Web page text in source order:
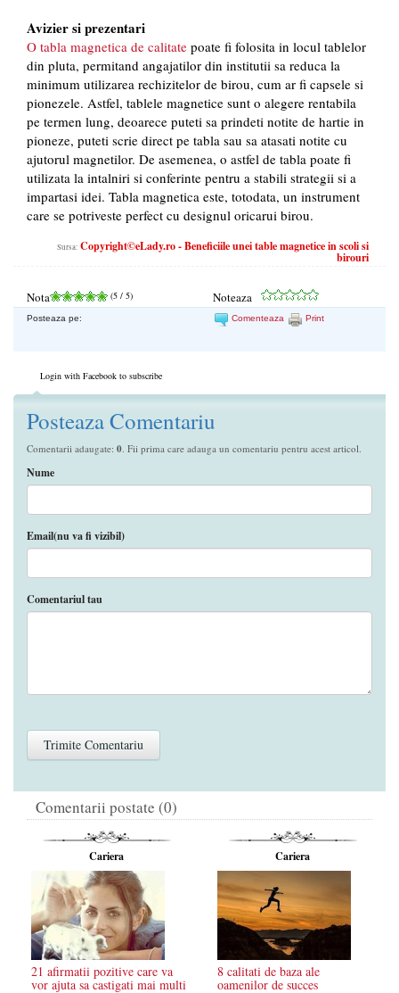
Avizier si prezentari
O tabla magnetica de calitate poate fi folosita in locul tablelor
din pluta, permitand angajatilor din institutii sa reduca la
minimum utilizarea rechizitelor de birou, cum ar fi capsele si
pionezele. Astfel, tablele magnetice sunt o alegere rentabila
pe termen lung, deoarece puteti sa prindeti notite de hartie in
pioneze, puteti scrie direct pe tabla sau sa atasati notite cu
ajutorul magnetilor. De asemenea, o astfel de tabla poate fi
utilizata la intalniri si conferinte pentru a stabili strategii si a
impartasi idei. Tabla magnetica este, totodata, un instrument
care se potriveste perfect cu designul oricarui birou.
Sursa: Copyright©eLady.ro - Beneficiile unei table magnetice in scoli si
birouri
Nota (5 / 5) Noteaza
Posteaza pe: Comenteaza Print
Login with Facebook to subscribe
Posteaza Comentariu
Comentarii adaugate: 0 . Fii prima care adauga un comentariu pentru acest articol.
Nume
Email(nu va fi vizibil)
Comentariul tau
Comentarii postate (0)
Cariera
21 afirmatii pozitive care va
vor ajuta sa castigati mai multi
Cariera
8 calitati de baza ale
oamenilor de succes